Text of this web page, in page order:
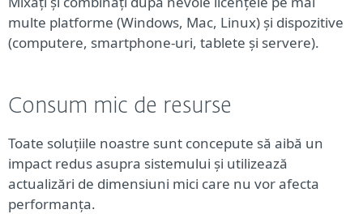
multe platforme (Windows, Mac, Linux) și dispozitive
(computere, smartphone-uri, tablete și servere).
Consum mic de resurse
Toate soluțiile noastre sunt concepute să aibă un
impact redus asupra sistemului și utilizează
actualizări de dimensiuni mici care nu vor afecta
performanța.